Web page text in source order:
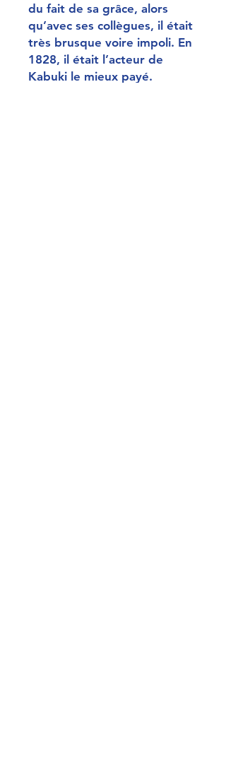
du fait de sa grâce, alors
qu’avec ses collègues, il était
très brusque voire impoli. En
1828, il était l’acteur de
Kabuki le mieux payé.